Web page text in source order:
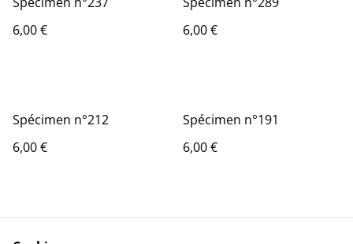
6,00 €
6,00 €
Spécimen n°212
6,00 €
Spécimen n°191
6,00 €